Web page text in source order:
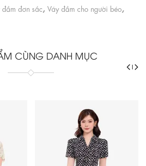
đầm đơn sắc, Váy đầm cho người béo,
CÙNG DANH MỤC